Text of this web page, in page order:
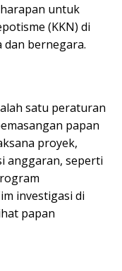
untuk
(KKN) di
dan bernegara.
satu peraturan
papan
proyek,
anggaran, seperti
investigasi di
papan